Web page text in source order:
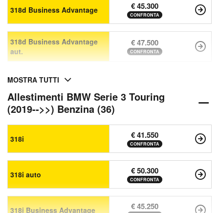
318d Business Advantage € 45.300
CONFRONTA
318d Business Advantage
aut.
€ 47.500
CONFRONTA
MOSTRA TUTTI
Allestimenti BMW Serie 3 Touring
(2019-->>) Benzina (36)
318i € 41.550
CONFRONTA
318i auto € 50.300
CONFRONTA
318i Business Advantage € 45.250